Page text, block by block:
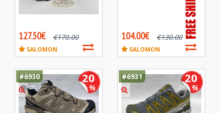
127.50€ €170.00
SALOMON
104.00€ €130.00
SALOMON
#6930 20
%
#6931 20
%